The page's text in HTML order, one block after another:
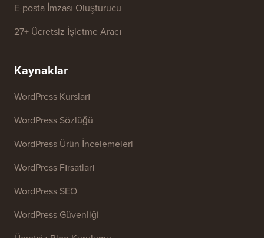
E-posta İmzası Oluşturucu
27+ Ücretsiz İşletme Aracı
Kaynaklar
WordPress Kursları
WordPress Sözlüğü
WordPress Ürün İncelemeleri
WordPress Fırsatları
WordPress SEO
WordPress Güvenliği